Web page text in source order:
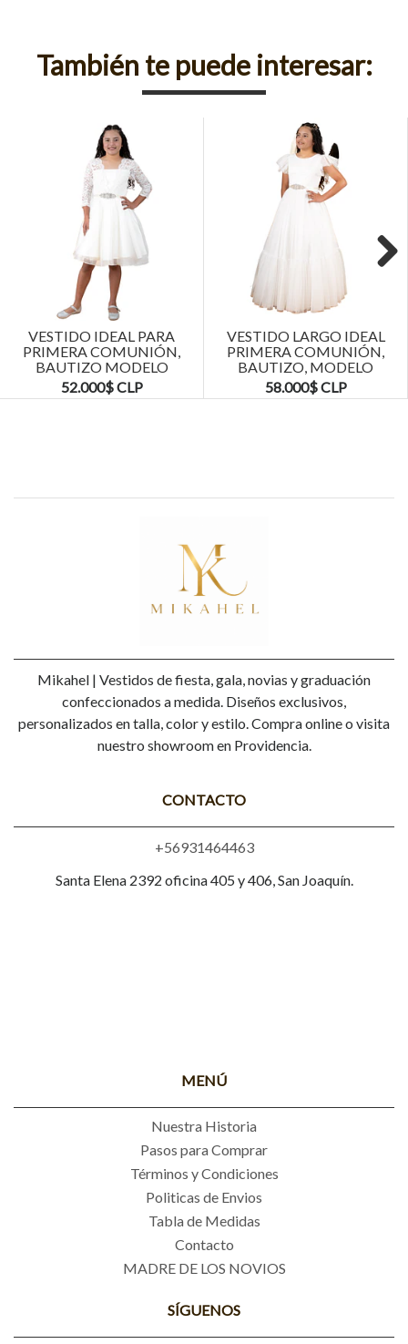
También te puede interesar:
VESTIDO IDEAL PARA
PRIMERA COMUNIÓN,
BAUTIZO MODELO
DINORAH
52.000$ CLP
VESTIDO LARGO IDEAL
PRIMERA COMUNIÓN,
BAUTIZO, MODELO
LAURA
58.000$ CLP
Mikahel | Vestidos de fiesta, gala, novias y graduación
confeccionados a medida. Diseños exclusivos,
personalizados en talla, color y estilo. Compra online o visita
nuestro showroom en Providencia.
CONTACTO
+56931464463
Santa Elena 2392 oficina 405 y 406, San Joaquín.
MENÚ
Nuestra Historia
Pasos para Comprar
Términos y Condiciones
Politicas de Envios
Tabla de Medidas
Contacto
MADRE DE LOS NOVIOS
SÍGUENOS